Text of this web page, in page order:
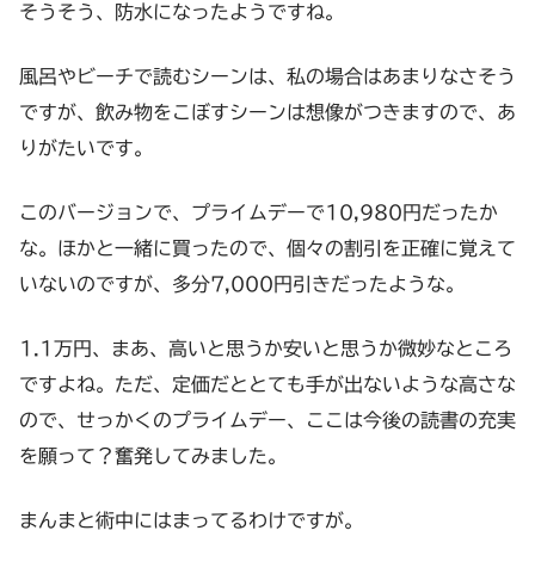
そうそう、防水になったようですね。
風呂やビーチで読むシーンは、私の場合はあまりなさそう
ですが、飲み物をこぼすシーンは想像がつきますので、あ
りがたいです。
このバージョンで、プライムデーで10,980円だったか
な。ほかと一緒に買ったので、個々の割引を正確に覚えて
いないのですが、多分7,000円引きだったような。
1.1万円、まあ、高いと思うか安いと思うか微妙なところ
ですよね。ただ、定価だととても手が出ないような高さな
ので、せっかくのプライムデー、ここは今後の読書の充実
を願って？奮発してみました。
まんまと術中にはまってるわけですが。